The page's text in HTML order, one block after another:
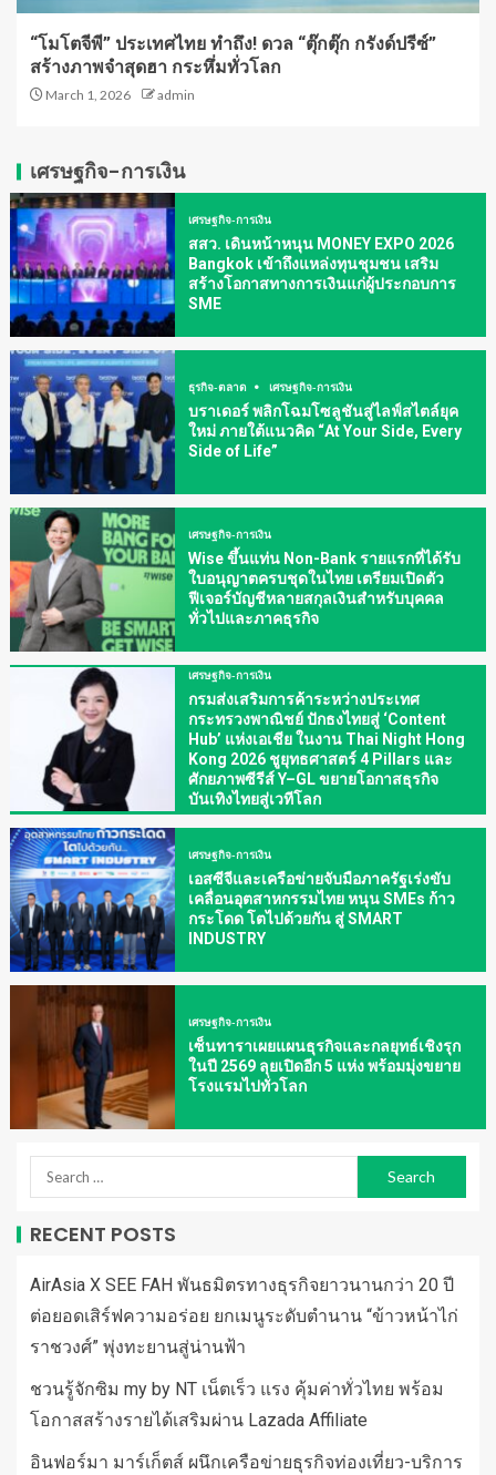
“โมโตจีพี” ประเทศไทย ทำถึง! ดวล “ตุ๊กตุ๊ก กรังด์ปรีซ์”
สร้างภาพจำสุดฮา กระหึ่มทั่วโลก
March 1, 2026 admin
เศรษฐกิจ-การเงิน
เศรษฐกิจ-การเงิน
สสว. เดินหน้าหนุน MONEY EXPO 2026
Bangkok เข้าถึงแหล่งทุนชุมชน เสริม
สร้างโอกาสทางการเงินแก่ผู้ประกอบการ
SME
ธุรกิจ-ตลาด เศรษฐกิจ-การเงิน
บราเดอร์ พลิกโฉมโซลูชันสู่ไลฟ์สไตล์ยุค
ใหม่ ภายใต้แนวคิด “At Your Side, Every
Side of Life”
เศรษฐกิจ-การเงิน
Wise ขึ้นแท่น Non-Bank รายแรกที่ได้รับ
ใบอนุญาตครบชุดในไทย เตรียมเปิดตัว
ฟีเจอร์บัญชีหลายสกุลเงินสำหรับบุคคล
ทั่วไปและภาคธุรกิจ
เศรษฐกิจ-การเงิน
กรมส่งเสริมการค้าระหว่างประเทศ
กระทรวงพาณิชย์ ปักธงไทยสู่ ‘Content
Hub’ แห่งเอเชีย ในงาน Thai Night Hong
Kong 2026 ชูยุทธศาสตร์ 4 Pillars และ
ศักยภาพซีรีส์ Y–GL ขยายโอกาสธุรกิจ
บันเทิงไทยสู่เวทีโลก
เศรษฐกิจ-การเงิน
เอสซีจีและเครือข่ายจับมือภาครัฐเร่งขับ
เคลื่อนอุตสาหกรรมไทย หนุน SMEs ก้าว
กระโดด โตไปด้วยกัน สู่ SMART
INDUSTRY
เศรษฐกิจ-การเงิน
เซ็นทาราเผยแผนธุรกิจและกลยุทธ์เชิงรุก
ในปี 2569 ลุยเปิดอีก 5 แห่ง พร้อมมุ่งขยาย
โรงแรมไปทั่วโลก
RECENT POSTS
AirAsia X SEE FAH พันธมิตรทางธุรกิจยาวนานกว่า 20 ปี
ต่อยอดเสิร์ฟความอร่อย ยกเมนูระดับตำนาน “ข้าวหน้าไก่
ราชวงศ์” พุ่งทะยานสู่น่านฟ้า
ชวนรู้จักซิม my by NT เน็ตเร็ว แรง คุ้มค่าทั่วไทย พร้อม
โอกาสสร้างรายได้เสริมผ่าน Lazada Affiliate
อินฟอร์มา มาร์เก็ตส์ ผนึกเครือข่ายธุรกิจท่องเที่ยว-บริการ